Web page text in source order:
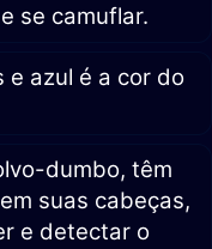
se camuflar.
e azul é a cor do
dumbo, têm
suas cabeças,
e detectar o